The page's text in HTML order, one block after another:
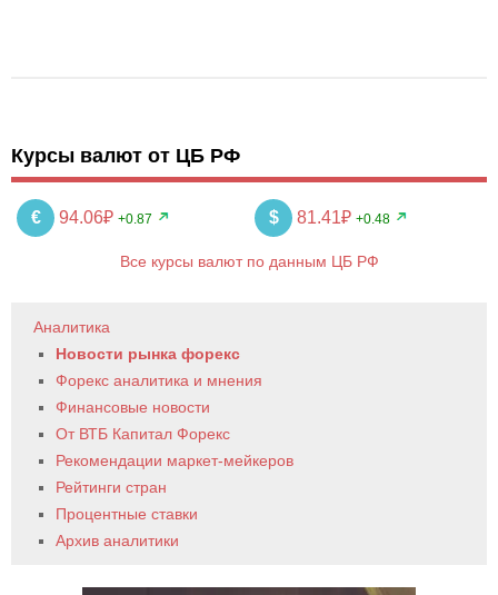
Курсы валют от ЦБ РФ
€ 94.06₽ +0.87 $ 81.41₽ +0.48
Все курсы валют по данным ЦБ РФ
Аналитика
Новости рынка форекс
Форекс аналитика и мнения
Финансовые новости
От ВТБ Капитал Форекс
Рекомендации маркет-мейкеров
Рейтинги стран
Процентные ставки
Архив аналитики